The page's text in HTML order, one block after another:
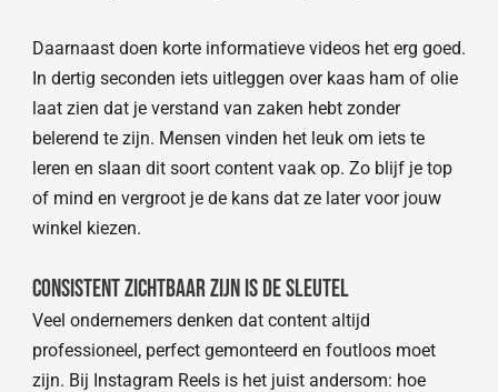
Daarnaast doen korte informatieve videos het erg goed.
In dertig seconden iets uitleggen over kaas ham of olie
laat zien dat je verstand van zaken hebt zonder
belerend te zijn. Mensen vinden het leuk om iets te
leren en slaan dit soort content vaak op. Zo blijf je top
of mind en vergroot je de kans dat ze later voor jouw
winkel kiezen.
Consistent zichtbaar zijn is de sleutel
Veel ondernemers denken dat content altijd
professioneel, perfect gemonteerd en foutloos moet
zijn. Bij Instagram Reels is het juist andersom: hoe